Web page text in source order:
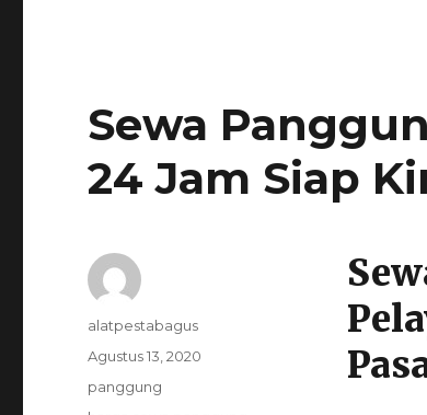
Sewa
24 Jam Siap
Author
alatpestabagus
Posted
Agustus 13, 2020
Categories
panggung